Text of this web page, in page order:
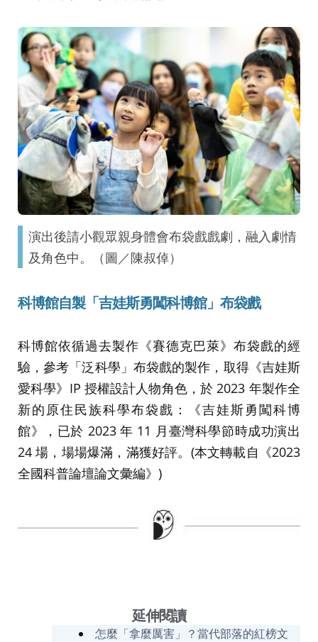
演出後請小觀眾親身體會布袋戲戲劇，融入劇情
及角色中。（圖／陳叔倬）
科博館自製「吉娃斯勇闖科博館」布袋戲
科博館依循過去製作《賽德克巴萊》布袋戲的經
驗，參考「泛科學」布袋戲的製作，取得《吉娃斯
愛科學》IP 授權設計人物角色，於 2023 年製作全
新的原住民族科學布袋戲：《吉娃斯勇闖科博
館》，已於 2023 年 11 月臺灣科學節時成功演出
24 場，場場爆滿，滿獲好評。(本文轉載自《2023
全國科普論壇論文彙編》)
延伸閱讀
怎麼「拿麼厲害」？當代部落的紅榜文